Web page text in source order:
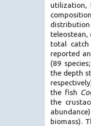
utilization,
teleostean,
total
reported
(89
the depth
the fish
the
biomass).